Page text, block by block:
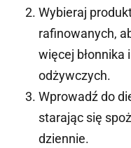
Wybieraj
rafinowanych,
więcej błonnika
odżywczych.
Wprowadź do
starając się
dziennie.